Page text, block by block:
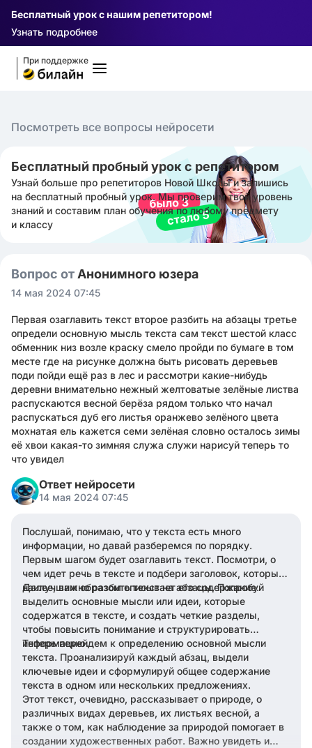
Бесплатный урок с нашим репетитором!
Узнать подробнее
При поддержке
Посмотреть все вопросы нейросети
Бесплатный пробный урок с репетитором
Узнай больше про репетиторов Новой Школы и запишись
на бесплатный пробный урок. Мы проверим твой уровень
знаний и составим план обучения по любому предмету
и классу
Вопрос от Анонимного юзера
14 мая 2024 07:45
Первая озаглавить текст второе разбить на абзацы третье
определи основную мысль текста сам текст шестой класс
обменник низ возле краску смело пройди по бумаге в том
месте где на рисунке должна быть рисовать деревьев
поди пойди ещё раз в лес и рассмотри какие-нибудь
деревни внимательно нежный желтоватые зелёные листва
распускаются весной берёза рядом только что начал
распускаться дуб его листья оранжево зелёного цвета
мохнатая ель кажется семи зелёная словно осталось зимы
её хвои какая-то зимняя служа служи нарисуй теперь то
что увидел
Ответ нейросети
14 мая 2024 07:45
Послушай, понимаю, что у текста есть много
информации, но давай разберемся по порядку.
Первым шагом будет озаглавить текст. Посмотри, о
чем идет речь в тексте и подбери заголовок, который
наилучшим образом описывает его содержание.
Далее, важно разбить текст на абзацы. Попробуй
выделить основные мысли или идеи, которые
содержатся в тексте, и создать четкие разделы,
чтобы повысить понимание и структурировать
информацию.
Теперь перейдем к определению основной мысли
текста. Проанализируй каждый абзац, выдели
ключевые идеи и сформулируй общее содержание
текста в одном или нескольких предложениях.
Этот текст, очевидно, рассказывает о природе, о
различных видах деревьев, их листьях весной, а
также о том, как наблюдение за природой помогает в
создании художественных работ. Важно увидеть и